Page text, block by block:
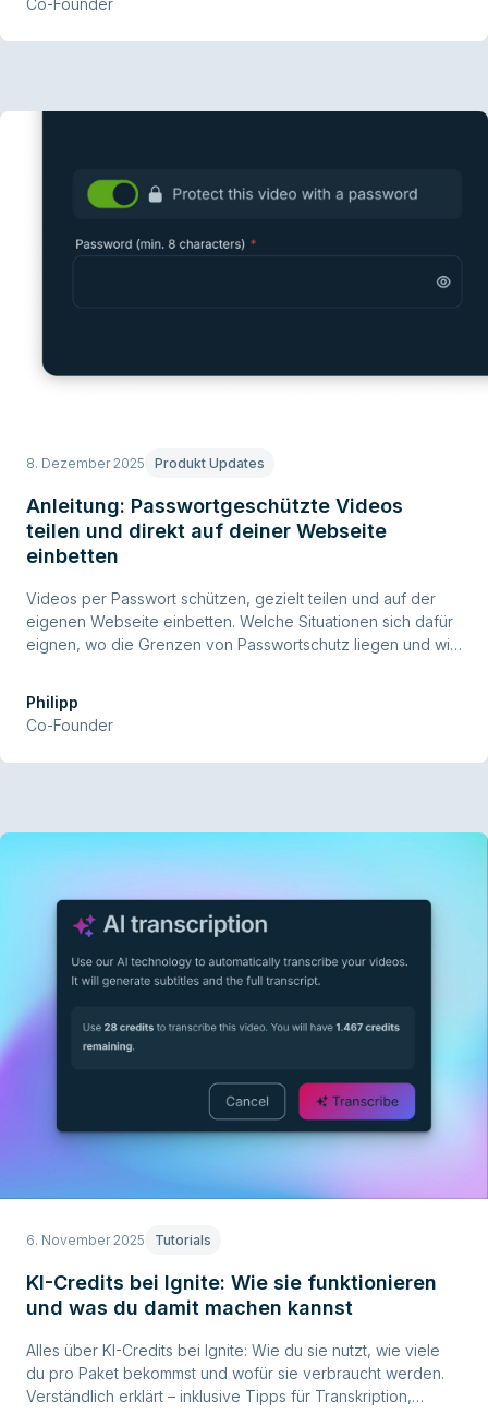
8. Dezember 2025 Produkt Updates
Anleitung: Passwortgeschützte Videos
teilen und direkt auf deiner Webseite
einbetten
Videos per Passwort schützen, gezielt teilen und auf der
eigenen Webseite einbetten. Welche Situationen sich dafür
eignen, wo die Grenzen von Passwortschutz liegen und wie
Philipp
Co-Founder
6. November 2025 Tutorials
KI-Credits bei Ignite: Wie sie funktionieren
und was du damit machen kannst
Alles über KI-Credits bei Ignite: Wie du sie nutzt, wie viele
du pro Paket bekommst und wofür sie verbraucht werden.
Verständlich erklärt – inklusive Tipps für Transkription,